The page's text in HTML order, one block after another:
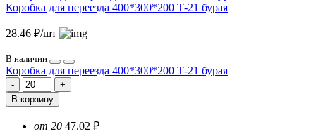
Коробка для переезда 400*300*200 Т-21 бурая
28.46 ₽/шт
В наличии
Коробка для переезда 400*300*200 Т-21 бурая
В корзину
от 20 47.02 ₽